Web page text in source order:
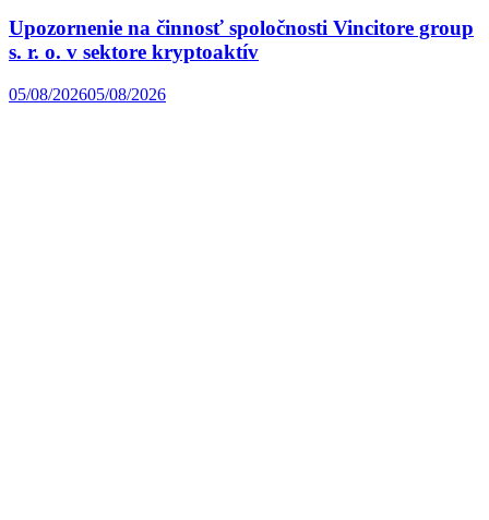
Upozornenie na činnosť spoločnosti Vincitore group
s. r. o. v sektore kryptoaktív
05/08/202605/08/2026